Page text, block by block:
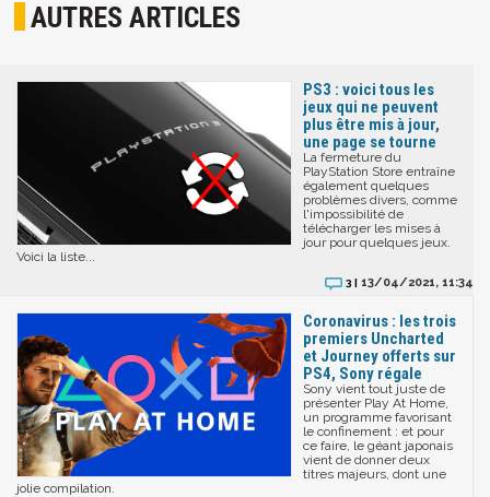
AUTRES ARTICLES
PS3 : voici tous les
jeux qui ne peuvent
plus être mis à jour,
une page se tourne
La fermeture du
PlayStation Store entraîne
également quelques
problèmes divers, comme
l'impossibilité de
télécharger les mises à
jour pour quelques jeux.
Voici la liste...
3 | 13/04/2021, 11:34
Coronavirus : les trois
premiers Uncharted
et Journey offerts sur
PS4, Sony régale
Sony vient tout juste de
présenter Play At Home,
un programme favorisant
le confinement : et pour
ce faire, le géant japonais
vient de donner deux
titres majeurs, dont une
jolie compilation.